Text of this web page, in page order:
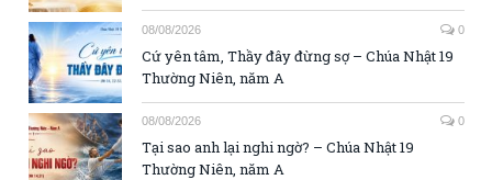
08/08/2026 0
Cứ yên tâm, Thầy đây đừng sợ – Chúa Nhật 19
Thường Niên, năm A
08/08/2026 0
Tại sao anh lại nghi ngờ? – Chúa Nhật 19
Thường Niên, năm A